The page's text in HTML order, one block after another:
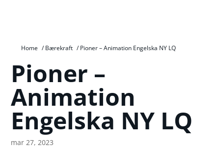
Home /Bærekraft /Pioner – Animation Engelska NY LQ
Pioner –
Animation
Engelska NY LQ
mar 27, 2023